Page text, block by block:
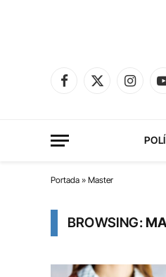
Facebook
X
Portada » Master
BROWSING: